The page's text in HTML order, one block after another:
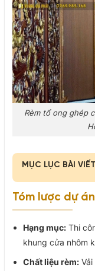
Rèm tổ ong ghép
MỤC LỤC BÀI VIẾT
Tóm lược dự án
Hạng mục: Thi
khung cửa nhôm
Chất liệu rèm: Vải